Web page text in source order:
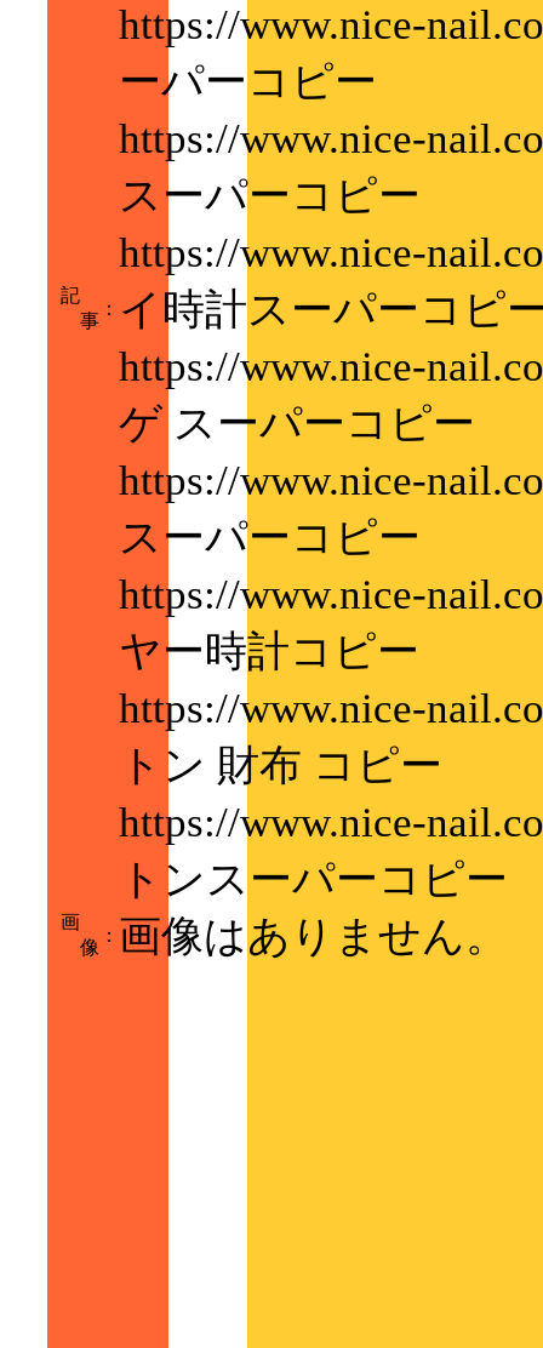
記
事
：
https://www.nice-
ーパーコピー
https://www.nice-
スーパーコピー
https://www.nice-
イ時計スーパーコピ
https://www.nice-
ゲ スーパーコピー
https://www.nice-
スーパーコピー
https://www.nice-
ヤー時計コピー
https://www.nice-
トン 財布 コピー
https://www.nice-
トンスーパーコピー
画
像
： 画像はありません。